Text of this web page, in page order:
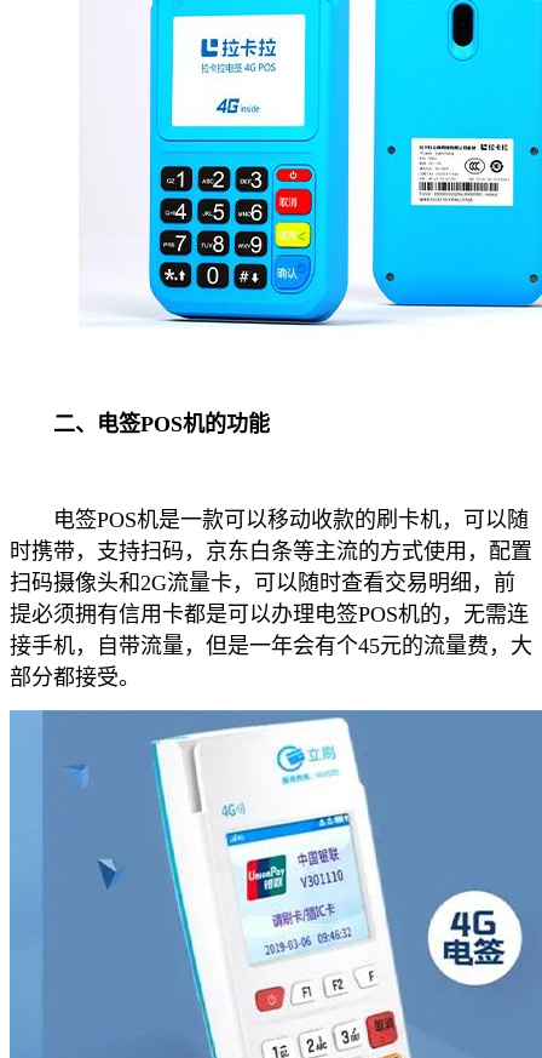
二、电签POS机的功能
电签POS机是一款可以移动收款的刷卡机，可以随
时携带，支持扫码，京东白条等主流的方式使用，配置
扫码摄像头和2G流量卡，可以随时查看交易明细，前
提必须拥有信用卡都是可以办理电签POS机的，无需连
接手机，自带流量，但是一年会有个45元的流量费，大
部分都接受。